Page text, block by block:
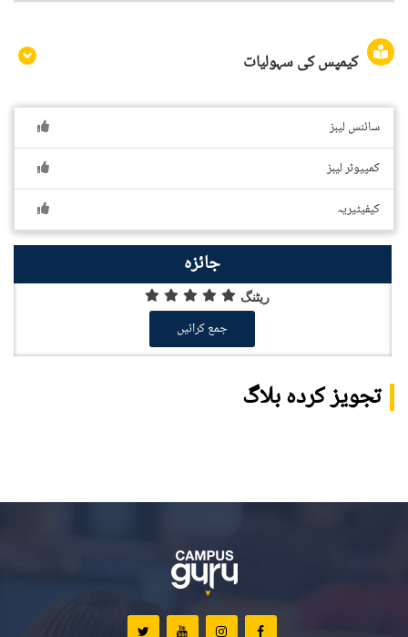
کیمپس کی سہولیات
سائنس لیبز
کمپیوٹر لیبز
کیفیٹیریہ
جائزہ
ریٹنگ
جمع کرائیں
تجویز کردہ بلاگ